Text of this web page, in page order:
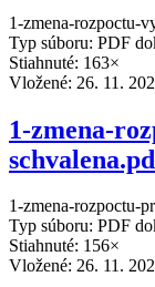
1-zmena-rozpoctu-
Typ súboru: PDF
Stiahnuté: 163×
Vložené: 26. 11.
1-zmena-
1-zmena-rozpoctu-
Typ súboru: PDF
Stiahnuté: 156×
Vložené: 26. 11.